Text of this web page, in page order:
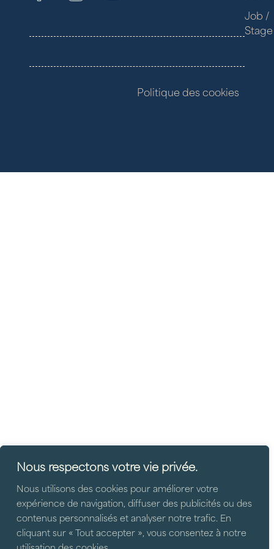
Nous respectons votre vie privée.
Nous utilisons des cookies pour améliorer votre
expérience de navigation, diffuser des publicités ou des
contenus personnalisés et analyser notre trafic. En
cliquant sur « Tout accepter », vous consentez à notre
utilisation des cookies.
Job /
Stage
Politique des cookies